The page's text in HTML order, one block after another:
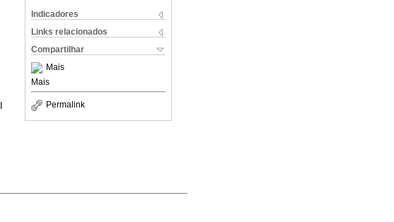
Indicadores
Links relacionados
Compartilhar
Mais
Mais
Permalink